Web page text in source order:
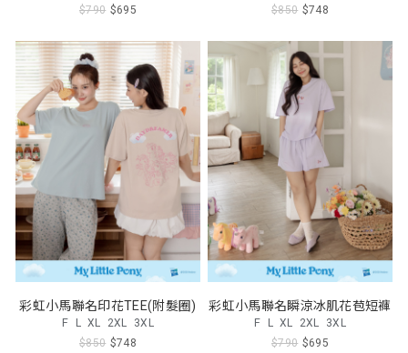
$790 $695
$850 $748
彩虹小馬聯名印花TEE(附髮圈)
F L XL 2XL 3XL
$850 $748
彩虹小馬聯名瞬涼冰肌花苞短褲
F L XL 2XL 3XL
$790 $695